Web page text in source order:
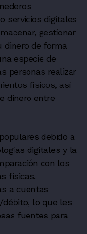
servicios digitales
gestionar
dinero de forma
especie de
personas realizar
físicos, así
dinero entre
debido a
digitales y la
con los
físicas.
a cuentas
débito, lo que les
fuentes para